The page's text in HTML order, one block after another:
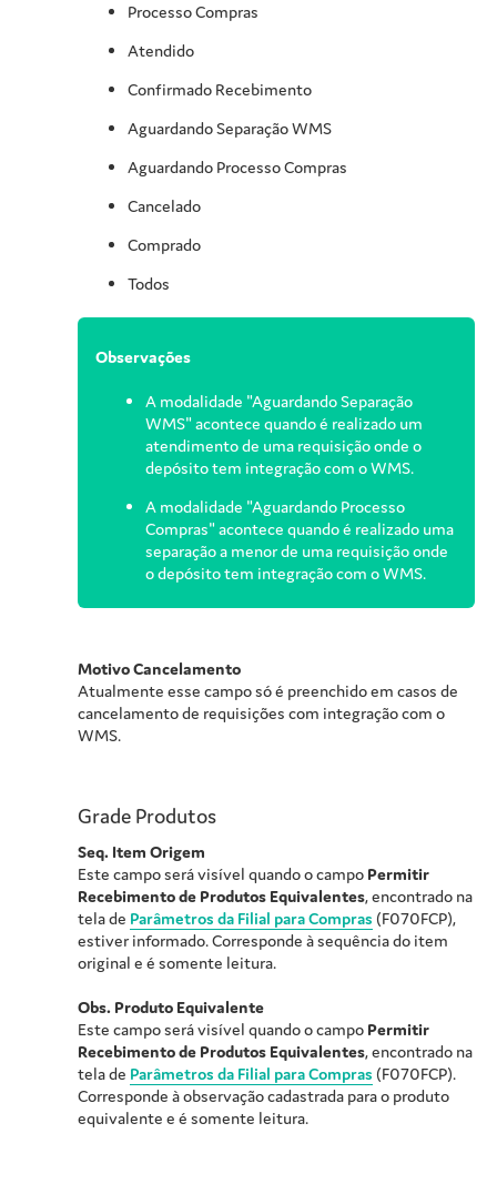
Processo Compras
Atendido
Confirmado Recebimento
Aguardando Separação WMS
Aguardando Processo Compras
Cancelado
Comprado
Todos
Observações
A modalidade "Aguardando Separação
WMS" acontece quando é realizado um
atendimento de uma requisição onde o
depósito tem integração com o WMS.
A modalidade "Aguardando Processo
Compras" acontece quando é realizado uma
separação a menor de uma requisição onde
o depósito tem integração com o WMS.
Motivo Cancelamento
Atualmente esse campo só é preenchido em casos de
cancelamento de requisições com integração com o
WMS.
Grade Produtos
Seq. Item Origem
Este campo será visível quando o campo Permitir
Recebimento de Produtos Equivalentes, encontrado na
tela de Parâmetros da Filial para Compras (F070FCP),
estiver informado. Corresponde à sequência do item
original e é somente leitura.
Obs. Produto Equivalente
Este campo será visível quando o campo Permitir
Recebimento de Produtos Equivalentes, encontrado na
tela de Parâmetros da Filial para Compras (F070FCP).
Corresponde à observação cadastrada para o produto
equivalente e é somente leitura.